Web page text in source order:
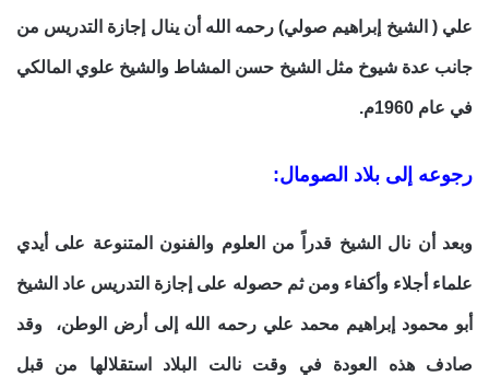
علي ( الشيخ إبراهيم صولي) رحمه الله أن ينال إجازة التدريس من
جانب عدة شيوخ مثل الشيخ حسن المشاط والشيخ علوي المالكي
في عام 1960م.
رجوعه إلى بلاد الصومال:
وبعد أن نال الشيخ قدراً من العلوم والفنون المتنوعة على أيدي
علماء أجلاء وأكفاء ومن ثم حصوله على إجازة التدريس عاد الشيخ
أبو محمود إبراهيم محمد علي رحمه الله إلى أرض الوطن، وقد
صادف هذه العودة في وقت نالت البلاد استقلالها من قبل